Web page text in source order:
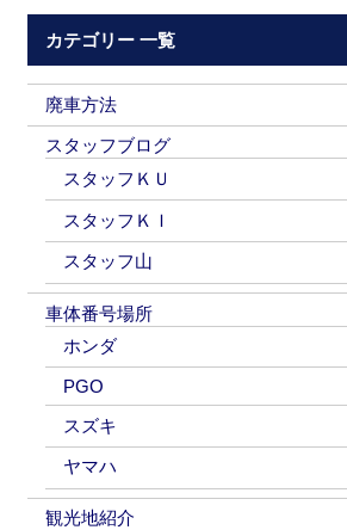
カテゴリー 一覧
廃車方法
スタッフブログ
スタッフＫＵ
スタッフＫＩ
スタッフ山
車体番号場所
ホンダ
PGO
スズキ
ヤマハ
観光地紹介